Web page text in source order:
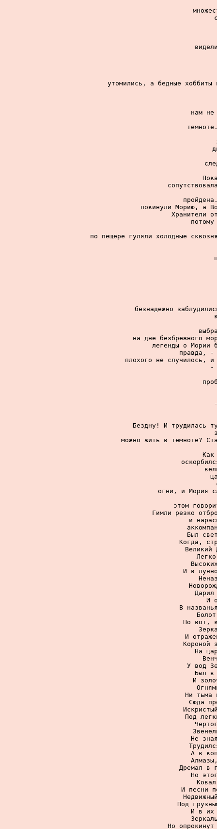
утомились, а бедные
нам не
покинули Морию, а
Хранители
по пещере гуляли холодные
безнадежно
на дне безбрежного
легенды о Мории
правда, -
плохого не случилось,
-
Бездну! И трудилась
можно жить в темноте?
огни, и Мория
этом
Гимли резко
и
Был
Когда,
Великий
И в
И
В
Но вот,
И
Короной
На
У вод
Был в
И
Ни тьма
Сюда
Под
Не
А в
Дремал в
Но
И песни
Под
И в их
Но